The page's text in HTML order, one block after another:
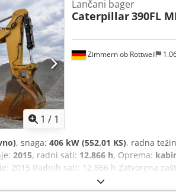
1115 1k Aftercooler blok 590-0288 1k
Air Clean Emmission 563-7899 1k
osovina 517-0000 1k vratila Grupa
0180 1k Buldožer Blade 419-1550 2k
1 / 1
Zimmern ob Rottweil
Lančani bager
Caterpillar390FL
, snaga: 406 kW (552,01 KS), radna
2015, radni sati: 12.866 h, Oprema:
2015 Radnih sati: 12.866 h Zatvorena
podmazivanje Standardni
sa sečivom širine 2,20 m Gusenični